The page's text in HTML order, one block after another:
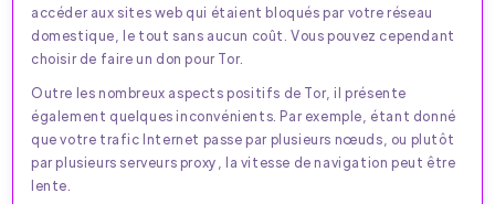
accéder aux sites web qui étaient bloqués par votre réseau
domestique, le tout sans aucun coût. Vous pouvez cependant
choisir de faire un don pour Tor.
Outre les nombreux aspects positifs de Tor, il présente
également quelques inconvénients. Par exemple, étant donné
que votre trafic Internet passe par plusieurs nœuds, ou plutôt
par plusieurs serveurs proxy, la vitesse de navigation peut être
lente.